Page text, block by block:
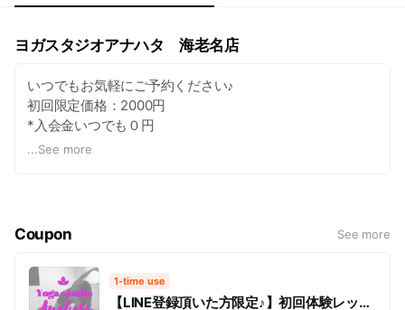
ヨガスタジオアナハタ 海老名店
いつでもお気軽にご予約ください♪
初回限定価格：2000円
*入会金いつでも０円
*お水無料で飲み放題
...See more
Coupon See more
1-time use
【LINE登録頂いた方限定♪】初回体験レッス